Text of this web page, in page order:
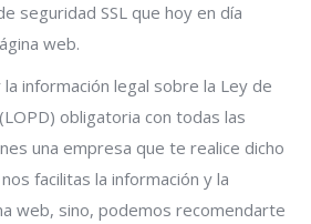
seguridad SSL que hoy en día
web.
información legal sobre la Ley de
obligatoria con todas las
una empresa que te realice dicho
facilitas la información y la
web, sino, podemos recomendarte